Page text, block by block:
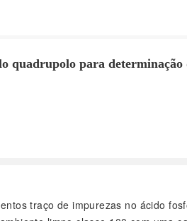
para
traço de impurezas no ácido